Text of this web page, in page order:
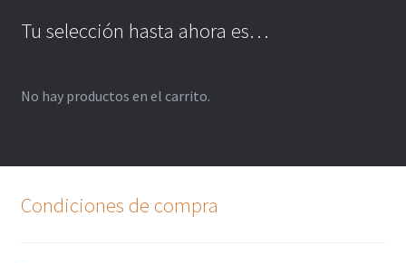
Tu selección hasta ahora es…
No hay productos en el carrito.
Condiciones de compra